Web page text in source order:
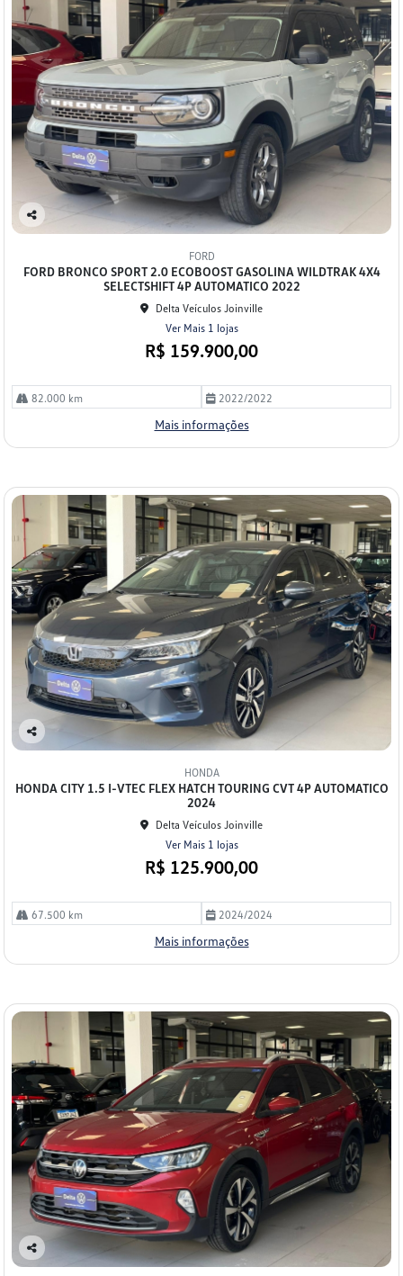
Co
lhe
FORD
FORD BRONCO SPORT 2.0 ECOBOOST GASOLINA WILDTRAK 4X4
SELECTSHIFT 4P AUTOMATICO 2022
Delta Veículos Joinville
Ver Mais 1 lojas
R$ 159.900,00
82.000 km 2022/2022
Mais informações
Co
lhe
HONDA
HONDA CITY 1.5 I-VTEC FLEX HATCH TOURING CVT 4P AUTOMATICO
2024
Delta Veículos Joinville
Ver Mais 1 lojas
R$ 125.900,00
67.500 km 2024/2024
Mais informações
Co